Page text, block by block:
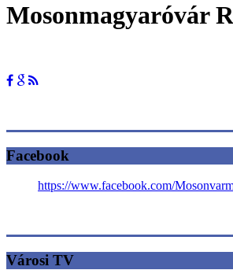
Mosonmagyaróvár
Facebook
https://www.facebook.com/
Városi TV